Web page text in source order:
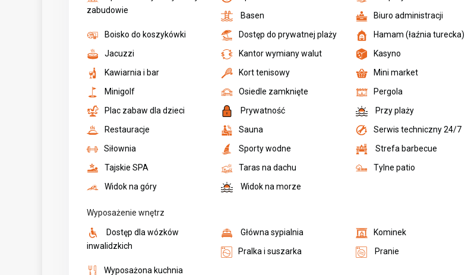
zabudowie
Basen
Biuro administracji
Boisko do koszykówki
Dostęp do prywatnej plaży
Hamam (łaźnia turecka)
Jacuzzi
Kantor wymiany walut
Kasyno
Kawiarnia i bar
Kort tenisowy
Mini market
Minigolf
Osiedle zamknięte
Pergola
Plac zabaw dla dzieci
Prywatność
Przy plaży
Restauracje
Sauna
Serwis techniczny 24/7
Siłownia
Sporty wodne
Strefa barbecue
Tajskie SPA
Taras na dachu
Tylne patio
Widok na góry
Widok na morze
Wyposażenie wnętrz
Dostęp dla wózków
inwalidzkich
Główna sypialnia
Kominek
Pralka i suszarka
Pranie
Wyposażona kuchnia